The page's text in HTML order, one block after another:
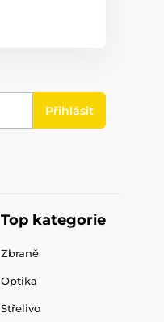
Přihlásit
Top kategorie
Zbraně
Optika
Střelivo